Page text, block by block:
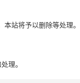
站将予以删除等处理。
理。